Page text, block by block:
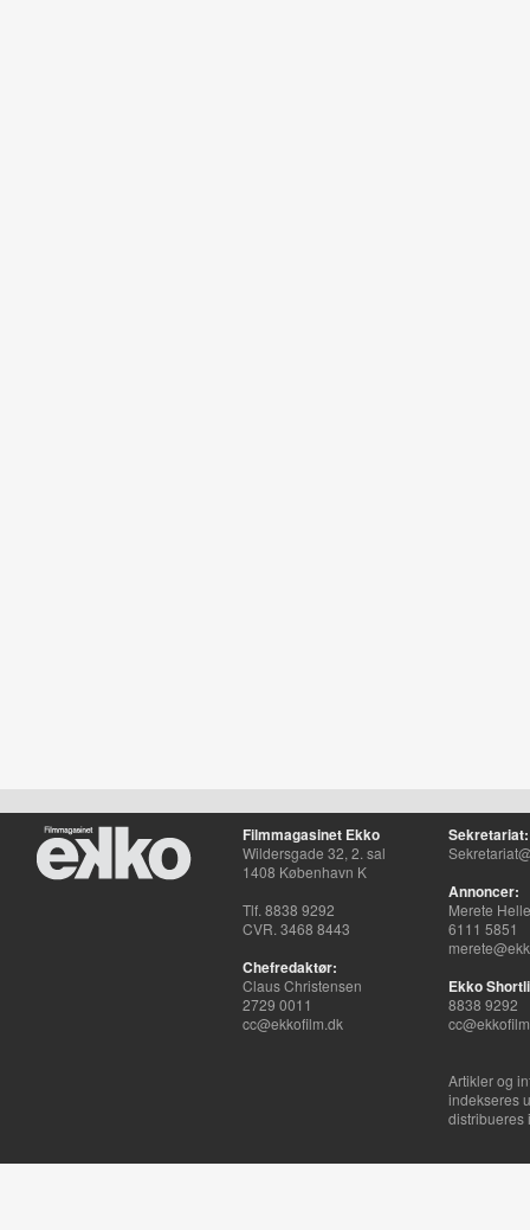
Filmmagasinet Ekko
Wildersgade 32, 2. sal
1408 København K
Tlf. 8838 9292
CVR. 3468 8443
Chefredaktør:
Claus Christensen
2729 0011
cc@ekkofilm.dk
Sekretariat:
Annoncer:
Merete
6111 5851
Ekko
8838 9292
Artikler og
indekseres
distribueres